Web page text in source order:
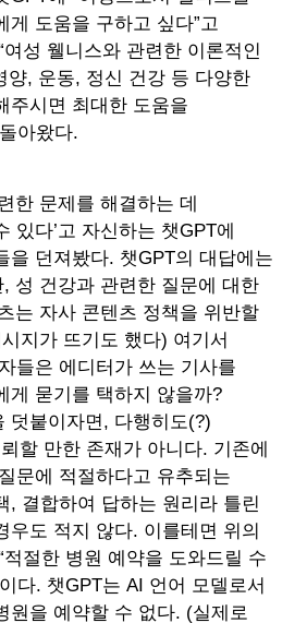
게 도움을 구하고 싶다”고
성 웰니스와 관련한 이론적인
양, 운동, 정신 건강 등 다양한
주시면 최대한 도움을
아왔다.
한 문제를 해결하는 데
있다’고 자신하는 챗GPT에
을 던져봤다. 챗GPT의 대답에는
성 건강과 관련한 질문에 대한
는 자사 콘텐츠 정책을 위반할
지가 뜨기도 했다) 여기서
들은 에디터가 쓰는 기사를
게 묻기를 택하지 않을까?
덧붙이자면, 다행히도(?)
할 만한 존재가 아니다. 기존에
문에 적절하다고 유추되는
, 결합하여 답하는 원리라 틀린
우도 적지 않다. 이를테면 위의
적절한 병원 예약을 도와드릴 수
다. 챗GPT는 AI 언어 모델로서
원을 예약할 수 없다. (실제로